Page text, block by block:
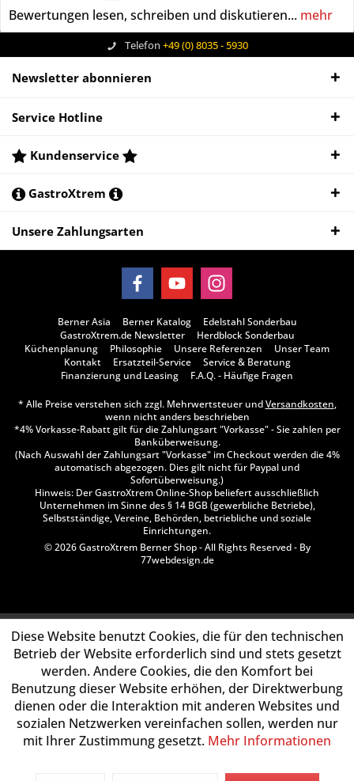
Bewertungen lesen, schreiben und diskutieren... mehr
Telefon +49 (0) 8035 - 5930
Newsletter abonnieren
Service Hotline
Kundenservice
GastroXtrem
Unsere Zahlungsarten
Berner Asia Berner Katalog
Edelstahl Sonderbau
GastroXtrem.de Newsletter
Herdblock Sonderbau
Küchenplanung
Philosophie Unsere Referenzen
Unser Team
Kontakt
Ersatzteil-Service
Service & Beratung
Finanzierung und Leasing
F.A.Q. - Häufige Fragen
* Alle Preise verstehen sich zzgl. Mehrwertsteuer undVersandkosten,
wenn nicht anders beschrieben
*4% Vorkasse-Rabatt gilt für die Zahlungsart "Vorkasse" - Sie zahlen per
Banküberweisung.
(Nach Auswahl der Zahlungsart "Vorkasse" im Checkout werden die 4%
automatisch abgezogen. Dies gilt nicht für Paypal und
Sofortüberweisung.)
Hinweis: Der GastroXtrem Online-Shop beliefert ausschließlich
Unternehmen im Sinne des § 14 BGB (gewerbliche Betriebe),
Selbstständige, Vereine, Behörden, betriebliche und soziale
Einrichtungen.
© 2026 GastroXtrem Berner Shop - All Rights Reserved - By
77webdesign.de
Diese Website benutzt Cookies, die für den technischen
Betrieb der Website erforderlich sind und stets gesetzt
werden. Andere Cookies, die den Komfort bei
Benutzung dieser Website erhöhen, der Direktwerbung
dienen oder die Interaktion mit anderen Websites und
sozialen Netzwerken vereinfachen sollen, werden nur
mit Ihrer Zustimmung gesetzt. Mehr Informationen